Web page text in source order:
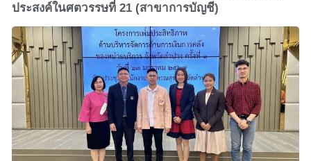
ประสงค์ในศตวรรษที่ 21 (สาขาการบัญชี)